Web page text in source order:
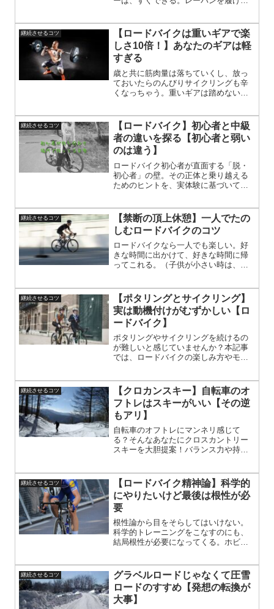
をやってはいけない。まじめな人ほ
ど、ローラーが目の前にあるのにやら
ない自分が許せなくなる。
継続させるコツ
【ロードバイクは重いギアで楽
しさ10倍！】あなたのギアは軽
すぎる
歳と共に筋肉量は落ちていくし、放っ
ておいたらのんびりサイクリングも辛
くなっちゃう。重いギアは踏めないか
れは、ペダルを踏み込んだ時の重さ
を、不快に感じてしまうから。
継続させるコツ
【ロードバイク】初心者と中級
者の違いを探る【初心者と弱い
のは違う】
ロードバイク初心者が直面する「脱・
初心者」の壁。その正体と乗り越える
ためのヒントを、実体験に基づいて解
ここに。ペース配分や距離感、心の持
ちようなど、上達を焦らず自然にレベ
ルアップするための視点を紹介。趣味
として長く続けるために、挫折しない
工夫とリアルな気づきが詰まった一記
事です。
継続させるコツ
【禁断の頂上休憩】一人でたの
しむロードバイクのコツ
ロードバイクなら一人でも楽しい。好
きな時間に出かけて、好きな時間に帰
ってこれる。（子供が小さい時は、門
い一人ライドも、ロードバイクの醍醐
味。楽しみ方の一つが頂上休憩
継続させるコツ
【ポタリングとサイクリング】
実は動機付けがむずかしい【ロ
ードバイク】
ポタリングやサイクリングを続けるの
が難しいと感じていませんか？本記事
では、ロードバイクの楽しみ方やモチ
方法や、初心者におすすめのイベント
も解説。自転車ライフをより充実させ
るヒントが満載です。
継続させるコツ
【クロカンスキー】自転車のオ
フトレはスキーがいい【その逆
もアリ】
自転車のオフトレにマンネリ感じて
る？そんなあなたにクロスカントリー
スキーを大胆提案！バランス力や持久
こそ差がつく体づくりを始めよう！冬
季限定のスポーツで、全身運動ができ
るため、心肺機能アップや筋力強化に
も効果的。次のシーズンに向けて準備
万端に！
継続させるコツ
【ロードバイク精神論】科学的
にやりたいけど最後は根性が必
要
根性論から目をそらしてはいけない。
科学的トレーニングをこなすのにも、
結局根性が必要になってくる。ホビー
あって、競り合っていれば必ず強くな
れる。そこにはパワーメーターも、ハ
ートレートモニターもいらない。
継続させるコツ
グラベルロードじゃなくて圧雪
ロードのすすめ【発想の転換が
大事】